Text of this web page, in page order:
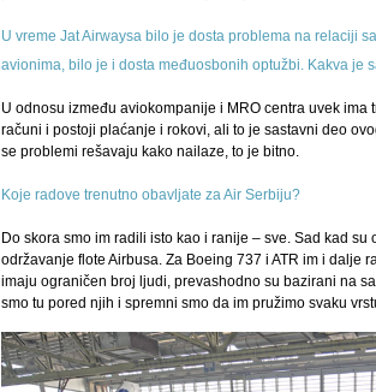
U vreme Jat Airwaysa bilo je dosta problema na relaciji
avionima, bilo je i dosta međuosbonih optužbi. Kakva je
U odnosu između aviokompanije i MRO centra uvek
računi i postoji plaćanje i rokovi, ali to je sastavni deo
se problemi rešavaju kako nailaze, to je bitno.
Koje radove trenutno obavljate za Air Serbiju?
Do skora smo im radili isto kao i ranije – sve. Sad kad
održavanje flote Airbusa. Za Boeing 737 i ATR im i dalje
imaju ograničen broj ljudi, prevashodno su bazirani na
smo tu pored njih i spremni smo da im pružimo svaku